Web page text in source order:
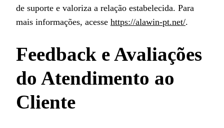
de suporte e valoriza a relação estabelecida. Para
mais informações, acesse https://alawin-pt.net/.
Feedback e Avaliações
do Atendimento ao
Cliente